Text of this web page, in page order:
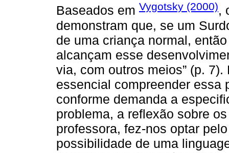
Baseados em Vygotsky (2000),
demonstram que, se um
de uma criança normal,
alcançam esse
via, com outros meios” (p.
essencial compreender essa
conforme demanda a
problema, a reflexão sobre
professora, fez-nos optar
possibilidade de uma